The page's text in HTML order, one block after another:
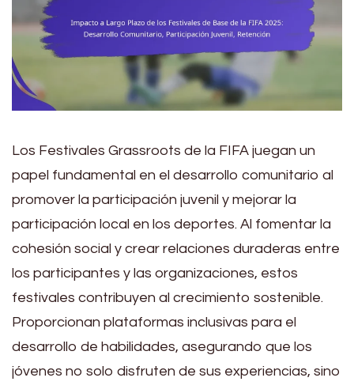
Los Festivales Grassroots de la FIFA juegan un
papel fundamental en el desarrollo comunitario al
promover la participación juvenil y mejorar la
participación local en los deportes. Al fomentar la
cohesión social y crear relaciones duraderas entre
los participantes y las organizaciones, estos
festivales contribuyen al crecimiento sostenible.
Proporcionan plataformas inclusivas para el
desarrollo de habilidades, asegurando que los
jóvenes no solo disfruten de sus experiencias, sino